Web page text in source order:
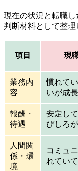
現在の状況と転職し
判断材料として整理
項目 現
業務内
容
慣れて
いが成
報酬・
待遇
安定し
びしろ
人間関
係・環
境
コミュ
れてい